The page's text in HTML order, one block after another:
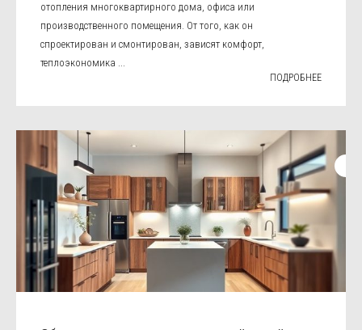
отопления многоквартирного дома, офиса или
производственного помещения. От того, как он
спроектирован и смонтирован, зависят комфорт,
теплоэкономика ...
ПОДРОБНЕЕ